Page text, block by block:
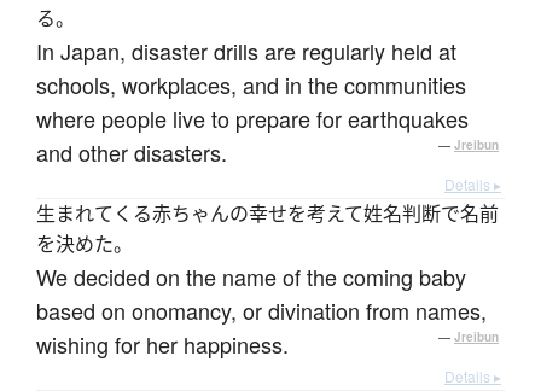
る。
In Japan, disaster drills are regularly held at
schools, workplaces, and in the communities
where people live to prepare for earthquakes
and other disasters.
— Jreibun
Details ▸
生まれてくる赤ちゃんの幸せを考えて姓名判断で名前
を決めた。
We decided on the name of the coming baby
based on onomancy, or divination from names,
wishing for her happiness.
— Jreibun
Details ▸